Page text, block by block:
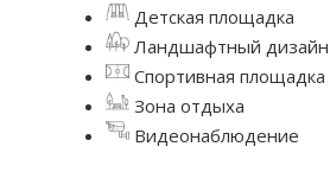
Детская площадка
Ландшафтный дизайн
Спортивная площадка
Зона отдыха
Видеонаблюдение